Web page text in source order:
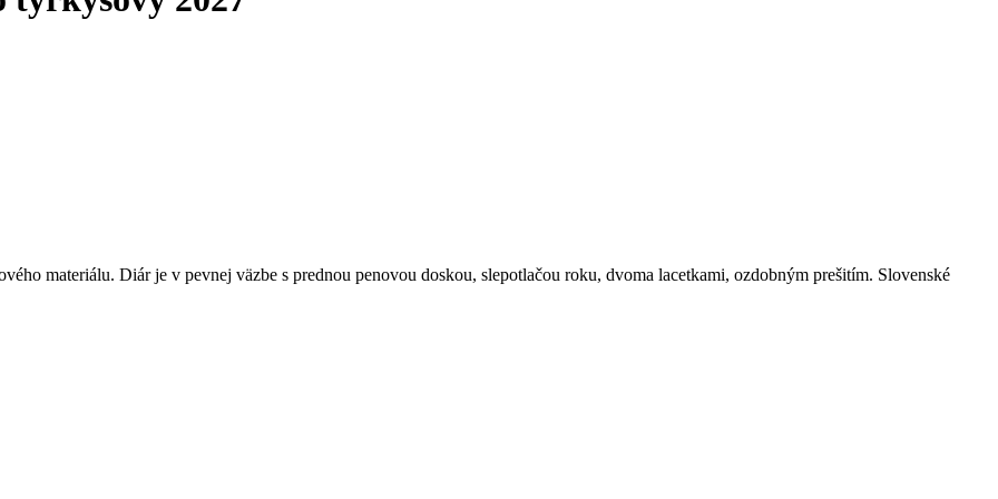
materiálu. Diár je v pevnej väzbe s prednou penovou doskou, slepotlačou roku, dvoma lacetkami, ozdobným prešitím. Slovenské